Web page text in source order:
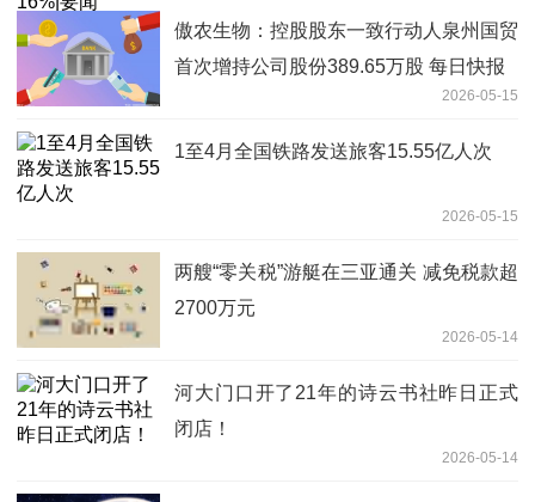
傲农生物：控股股东一致行动人泉州国贸
首次增持公司股份389.65万股 每日快报
2026-05-15
1至4月全国铁路发送旅客15.55亿人次
2026-05-15
两艘“零关税”游艇在三亚通关 减免税款超
2700万元
2026-05-14
河大门口开了21年的诗云书社昨日正式
闭店！
2026-05-14